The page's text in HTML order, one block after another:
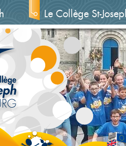
Le Collège St-